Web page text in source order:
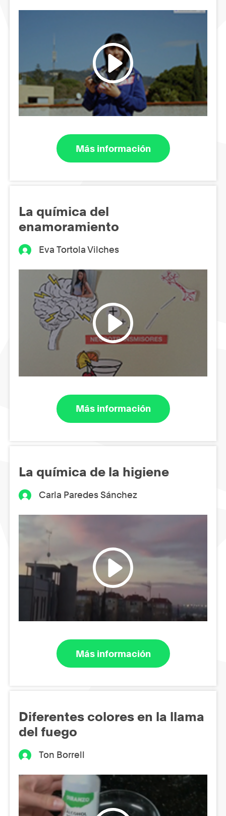
Más información
La química del
enamoramiento
Eva Tortola Vilches
Más información
La química de la higiene
Carla Paredes Sánchez
Más información
Diferentes colores en la llama
del fuego
Ton Borrell